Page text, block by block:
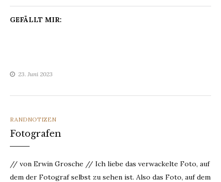
GEFÄLLT MIR:
23. Juni 2023
CATEGORIES
RANDNOTIZEN
Fotografen
// von Erwin Grosche // Ich liebe das verwackelte Foto, auf
dem der Fotograf selbst zu sehen ist. Also das Foto, auf dem